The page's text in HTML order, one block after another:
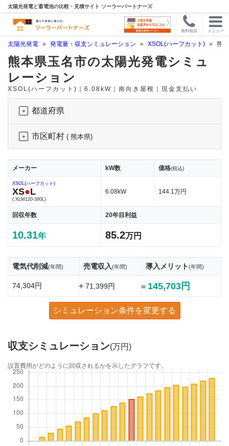
太陽光発電と蓄電池の比較・見積サイト ソーラーパートナーズ
無料相談 メニュー
太陽光発電 » 発電量・収支シミュレーション » XSOL(ハーフカット) » 熊
熊本県玉名市の太陽光発電シミュ
レーション
XSOL(ハーフカット)｜6.08kW｜南向き屋根｜現金支払い
都道府県
市区町村 ( 熊本県)
メーカー kW数 価格(税込)
XSOL(ハーフカット)
XS●L
( XLM120-380L)
6.08kW 144.1万円
回収年数 20年目利益
10.31年 85.2万円
電気代削減(年間) 売電収入(年間) 導入メリット(年間)
74,304円 +71,399円 = 145,703円
シミュレーション条件を変更する
収支シミュレーション(万円)
設置費用がどのように回収されるかを示したグラフです。